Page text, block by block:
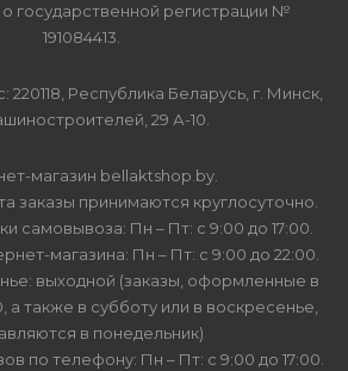
государственной регистрации №
191084413.
Республика Беларусь, г. Минск,
29 А-10.
магазин bellaktshop.by.
заказы принимаются круглосуточно.
самовывоза: Пн – Пт: с 9:00 до 17:00.
магазина: Пн – Пт: с 9:00 до 22:00.
выходной (заказы, оформленные в
а также в субботу или в воскресенье,
в понедельник)
по телефону: Пн – Пт: с 9:00 до 17:00.